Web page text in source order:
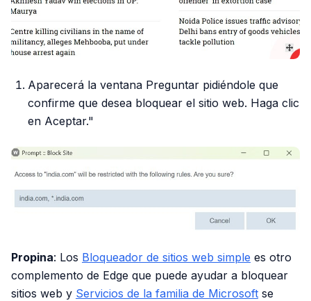
Aparecerá la ventana Preguntar pidiéndole que
confirme que desea bloquear el sitio web. Haga clic
en Aceptar."
Propina: Los Bloqueador de sitios web simple es otro
complemento de Edge que puede ayudar a bloquear
sitios web y Servicios de la familia de Microsoft se